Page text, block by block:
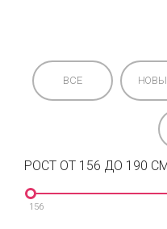
ВСЕ
РОСТ ОТ 156 ДО 190
156